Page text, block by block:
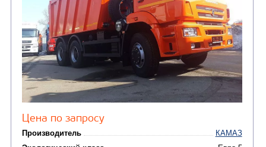
САМОСВАЛ КАМАЗ-65115 В НАЛИЧИИ